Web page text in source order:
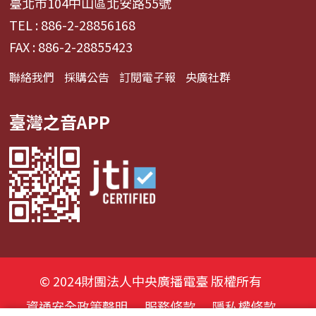
TEL : 886-2-28856168
FAX : 886-2-28855423
聯絡我們 採購公告 訂閱電子報 央廣社群
臺灣之音APP
© 2024財團法人中央廣播電臺 版權所有
資通安全政策聲明
服務條款 隱私權條款